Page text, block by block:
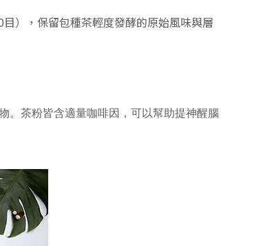
）， 保留包種茶輕度發酵的原始風味與層
。 茶粉皆含適量咖啡因，可以幫助提神醒腦